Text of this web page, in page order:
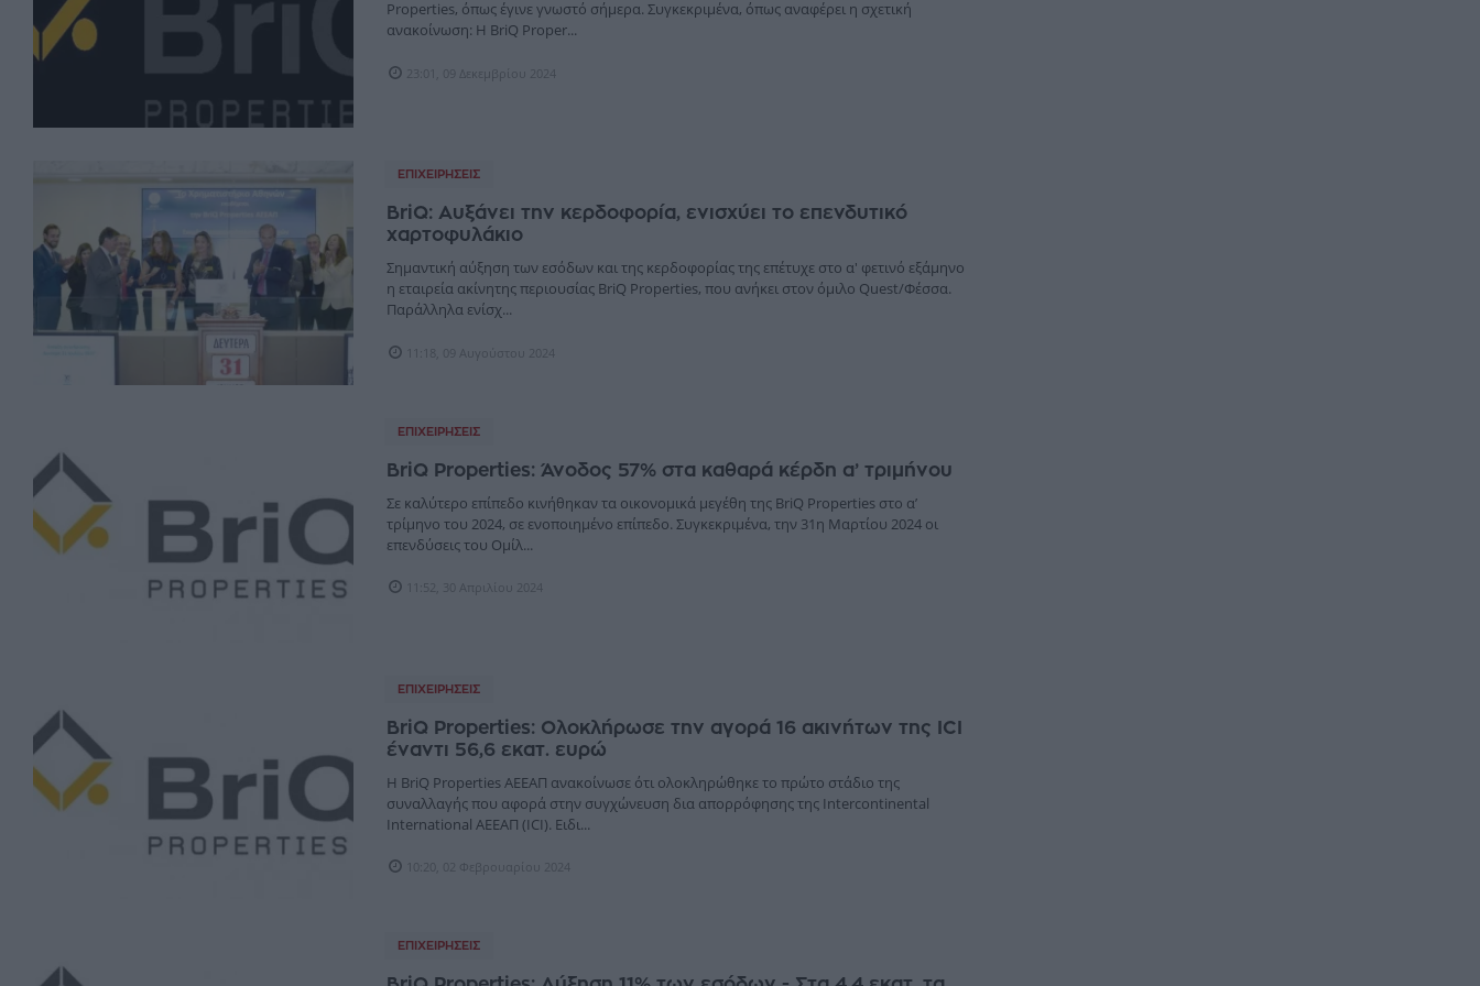
Properties, όπως έγινε γνωστό σήμερα. Συγκεκριμένα, όπως αναφέρει η σχετική
ανακοίνωση: Η BriQ Proper...
23:01, 09 Δεκεμβρίου 2024
ΕΠΙΧΕΙΡΉΣΕΙΣ
BriQ: Αυξάνει την κερδοφορία, ενισχύει το επενδυτικό
χαρτοφυλάκιο
Σημαντική αύξηση των εσόδων και της κερδοφορίας της επέτυχε στο α' φετινό εξάμηνο
η εταιρεία ακίνητης περιουσίας BriQ Properties, που ανήκει στον όμιλο Quest/Φέσσα.
Παράλληλα ενίσχ...
11:18, 09 Αυγούστου 2024
ΕΠΙΧΕΙΡΉΣΕΙΣ
BriQ Properties: Άνοδος 57% στα καθαρά κέρδη α’ τριμήνου
Σε καλύτερο επίπεδο κινήθηκαν τα οικονομικά μεγέθη της BriQ Properties στο α’
τρίμηνο του 2024, σε ενοποιημένο επίπεδο. Συγκεκριμένα, την 31η Μαρτίου 2024 οι
επενδύσεις του Ομίλ...
11:52, 30 Απριλίου 2024
ΕΠΙΧΕΙΡΉΣΕΙΣ
BriQ Properties: Ολοκλήρωσε την αγορά 16 ακινήτων της ICI
έναντι 56,6 εκατ. ευρώ
H BriQ Properties ΑΕΕΑΠ ανακοίνωσε ότι ολοκληρώθηκε το πρώτο στάδιο της
συναλλαγής που αφορά στην συγχώνευση δια απορρόφησης της Intercontinental
International ΑΕΕΑΠ (ICI). Ειδι...
10:20, 02 Φεβρουαρίου 2024
ΕΠΙΧΕΙΡΉΣΕΙΣ